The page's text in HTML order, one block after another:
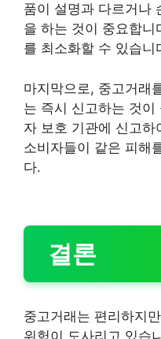
품이 설명과 다르거나
을 하는 것이 중요합니
를 최소화할 수 있습니
마지막으로, 중고거래
는 즉시 신고하는 것이
자 보호 기관에 신고
소비자들이 같은 피해
다.
결론
중고거래는 편리하지
위험이 도사리고 있습